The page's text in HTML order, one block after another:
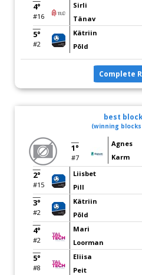
4°
#16
Sirli
Tänav
5°
#2
Kätriin
Põld
Complete
best
(winning
1°
#7
Agnes
Karm
2°
#15
Liisbet
Pill
3°
#2
Kätriin
Põld
4°
#2
Mari
Loorman
5°
#8
Eliisa
Peit